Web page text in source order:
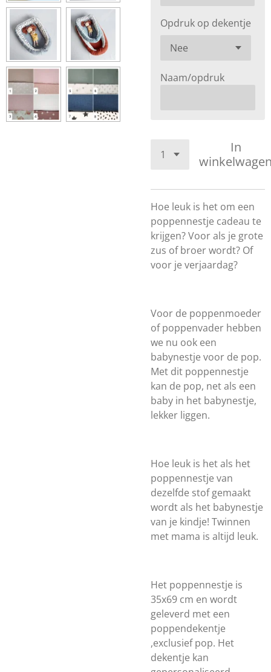
Opdruk op dekentje
Naam/opdruk
In
Hoe leuk is het om een
poppennestje cadeau te
krijgen? Voor als je grote
zus of broer wordt? Of
voor je verjaardag?
Voor de poppenmoeder
of poppenvader hebben
we nu ook een
babynestje voor de pop.
Met dit poppennestje
kan de pop, net als een
baby in het babynestje,
lekker liggen.
Hoe leuk is het als het
poppennestje van
dezelfde stof gemaakt
wordt als het babynestje
van je kindje! Twinnen
met mama is altijd leuk.
Het poppennestje is
35x69 cm en wordt
geleverd met een
poppendekentje
,exclusief pop. Het
dekentje kan